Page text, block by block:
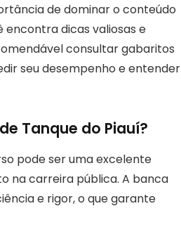
de dominar o conteúdo
encontra dicas valiosas e
consultar gabaritos
seu desempenho e entender
Tanque do Piauí?
pode ser uma excelente
na carreira pública. A banca
e rigor, o que garante